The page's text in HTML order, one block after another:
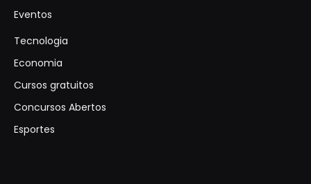
Eventos
Tecnologia
Economia
Cursos gratuitos
Concursos Abertos
Esportes